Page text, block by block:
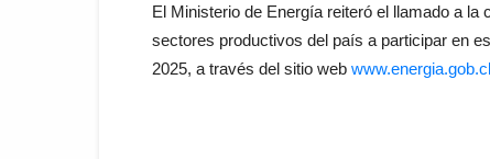
El Ministerio de Energía reiteró el llamado a
sectores productivos del país a participar en
2025, a través del sitio web www.energia.gob.cl